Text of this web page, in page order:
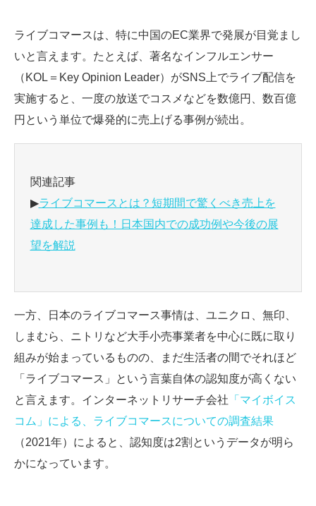
ライブコマースは、特に中国のEC業界で発展が目覚まし
いと言えます。たとえば、著名なインフルエンサー
（KOL＝Key Opinion Leader）がSNS上でライブ配信を
実施すると、一度の放送でコスメなどを数億円、数百億
円という単位で爆発的に売上げる事例が続出。
関連記事
▶ライブコマースとは？短期間で驚くべき売上を
達成した事例も！日本国内での成功例や今後の展
望を解説
一方、日本のライブコマース事情は、ユニクロ、無印、
しまむら、ニトリなど大手小売事業者を中心に既に取り
組みが始まっているものの、まだ生活者の間でそれほど
「ライブコマース」という言葉自体の認知度が高くない
と言えます。インターネットリサーチ会社 「マイボイス
コム」による、ライブコマースについての調査結果
（2021年）によると、認知度は2割というデータが明ら
かになっています。